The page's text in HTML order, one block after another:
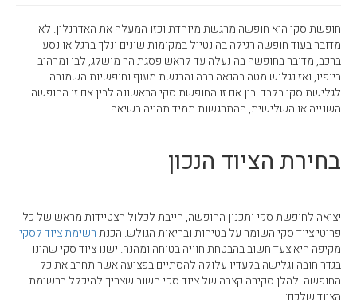
טיפולים ושירות
מועדון לקוחות
TeamOPC
חופשת סקי היא חופשה מרגשת מיוחדת וכזו המעלה את האדרנלין. לא
מדובר בעוד חופשה רגילה בה נטייל במקומות שונים ונלך ברגל או נסע
ברכב, מדובר בחופשה בה נעלה עד לראש פסגת הר מושלג, לבן ומרהיב
ביופיו, ואז נגלוש מטה בהנאה רבה והרגשת מעוף וחופשיות השמורה
לגלישת סקי בלבד. בין אם זו החופשת סקי הראשונה לבין אם זו החופשה
השנייה או השלישית, ההתרגשות תמיד תהייה בשיאה.
בחירת הציוד הנכון
יציאה לחופשת סקי ותכנון החופשה, חייבת לכלול הצטיידות מראש של כל
פריטי ציוד סקי השומר על בטיחות ובריאות הגולש. הכנתרשימת ציוד לסקי
מקיפה היא צעד חשוב בהבטחת חוויה בטוחה ומהנה. ישנו ציוד סקי שהינו
בגדר חובה וגלישה בלעדיו עלולה להסתיים בפציעה אשר תחרב את כל
החופשה. להלן סקירה קצרה של ציוד סקי חשוב שצריך להיכלל ברשימת
הציוד שלכם: